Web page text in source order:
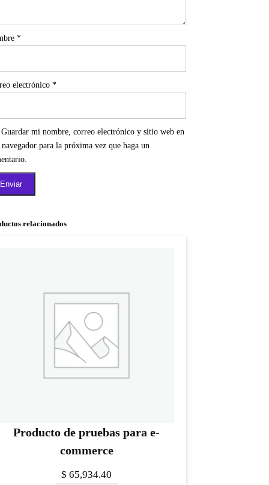
*
electrónico *
Guardar mi nombre, correo electrónico y sitio web en
navegador para la próxima vez que haga un
relacionados
Producto de pruebas para e-
commerce
$ 65,934.40